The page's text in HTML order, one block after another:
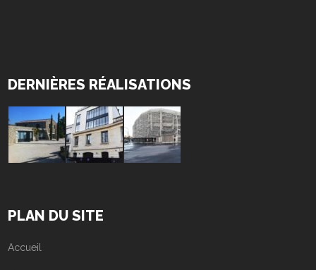
DERNIÈRES RÉALISATIONS
PLAN DU SITE
Accueil